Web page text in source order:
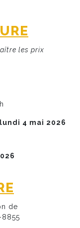
les prix
4 mai 2026
de
8855